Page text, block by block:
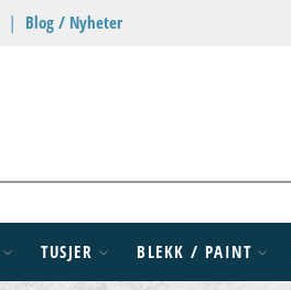
| Blog / Nyheter
TUSJER BLEKK / PAINT